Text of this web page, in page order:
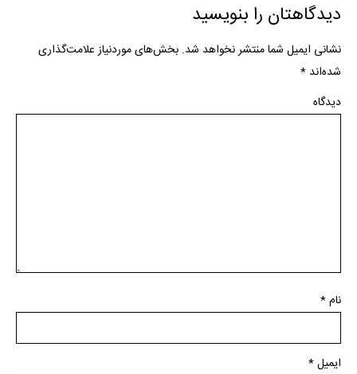
دیدگاهتان را بنویسید
نشانی ایمیل شما منتشر نخواهد شد. بخش‌های موردنیاز علامت‌گذاری
شده‌اند *
دیدگاه
نام*
ایمیل*